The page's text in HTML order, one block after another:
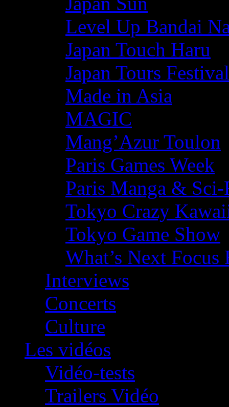
Level Up Bandai
Japan Touch Haru
Japan Tours Festival
Made in Asia
MAGIC
Mang’Azur Toulon
Paris Games Week
Paris Manga &
Tokyo Crazy
Tokyo Game Show
What’s Next
Interviews
Concerts
Culture
Les vidéos
Vidéo-tests
Trailers Vidéo